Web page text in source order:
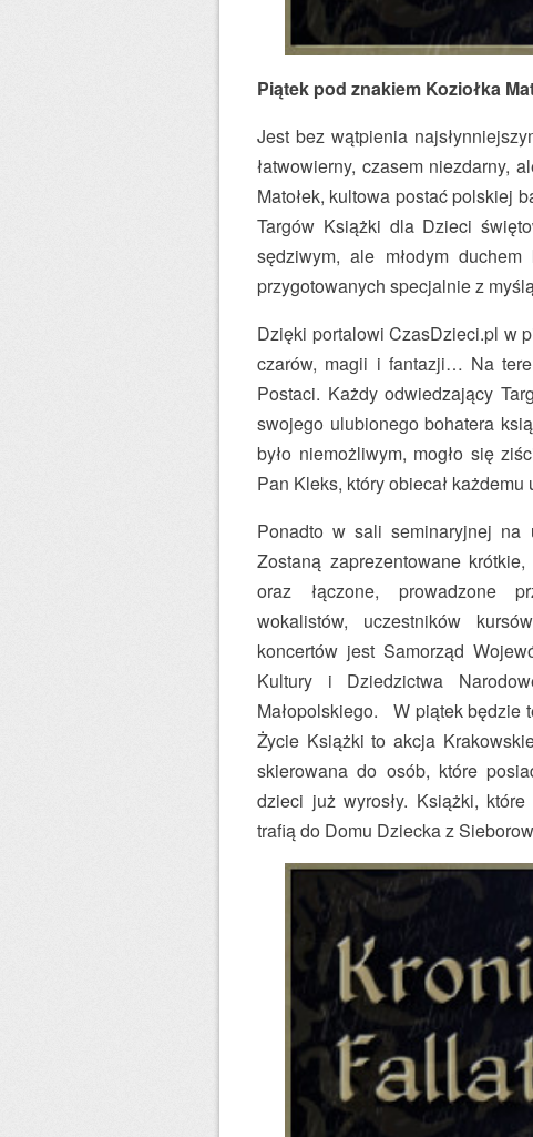
Piątek pod znakiem Koziołka
Jest bez wątpienia
łatwowierny, czasem niezdarny,
Matołek, kultowa postać polskiej
Targów Książki dla Dzieci
sędziwym, ale młodym
przygotowanych specjalnie z
Dzięki portalowi CzasDzieci.pl w
czarów, magii i fantazji… Na
Postaci. Każdy odwiedzający
swojego ulubionego bohatera
było niemożliwym, mogło się
Pan Kleks, który obiecał każdemu
Ponadto w sali seminaryjnej na
Zostaną zaprezentowane
oraz łączone, prowadzone
wokalistów, uczestników
koncertów jest Samorząd
Kultury i Dziedzictwa
Małopolskiego. W piątek będzie
Życie Książki to akcja
skierowana do osób, które
dzieci już wyrosły. Książki,
trafią do Domu Dziecka z